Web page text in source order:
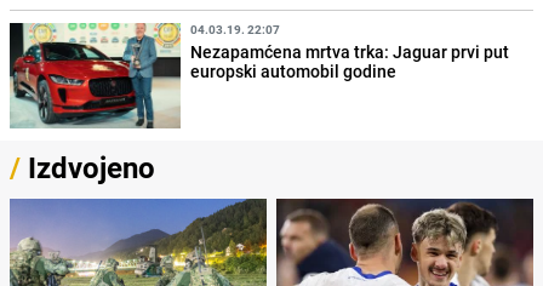
04.03.19. 22:07
Nezapamćena mrtva trka: Jaguar prvi put
europski automobil godine
/ Izdvojeno